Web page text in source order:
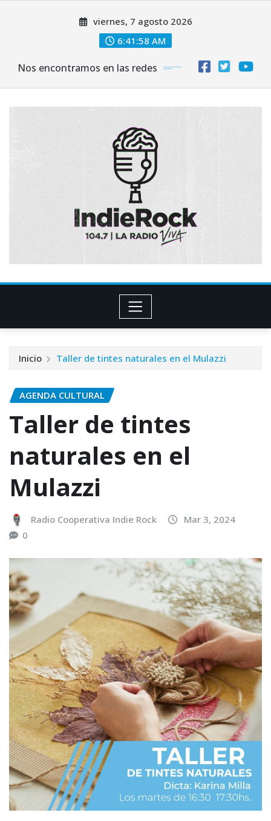
viernes, 7 agosto 2026
6:41:59 AM
Nos encontramos en las redes
Inicio Taller de tintes naturales en el Mulazzi
AGENDA CULTURAL
Taller de tintes
naturales en el
Mulazzi
Radio Cooperativa Indie Rock
Mar 3, 2024
0